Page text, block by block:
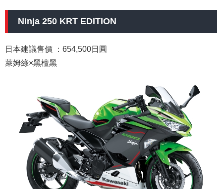
Ninja 250 KRT EDITION
日本建議售價 ：654,500日圓
萊姆綠×黑檀黑